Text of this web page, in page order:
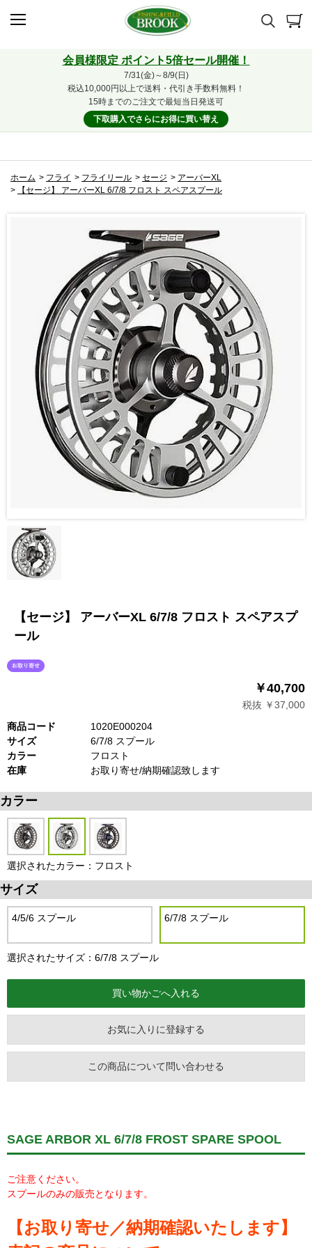
会員様限定 ポイント5倍セール開催！
7/31(金)～8/9(日)
税込10,000円以上で送料・代引き手数料無料！
15時までのご注文で最短当日発送可
下取購入でさらにお得に買い替え
ホーム > フライ > フライリール > セージ > アーバーXL
>
【セージ】 アーバーXL 6/7/8 フロスト スペアスプール
【セージ】 アーバーXL 6/7/8 フロスト スペアスプ
ール
￥40,700
税抜 ￥37,000
商品コード
1020E000204
サイズ
6/7/8 スプール
カラー
フロスト
在庫
お取り寄せ/納期確認致します
カラー
選択されたカラー：フロスト
サイズ
4/5/6 スプール 6/7/8 スプール
選択されたサイズ：6/7/8 スプール
お気に入りに登録する
この商品について問い合わせる
SAGE ARBOR XL 6/7/8 FROST SPARE SPOOL
ご注意ください。
スプールのみの販売となります。
【お取り寄せ／納期確認いたします】